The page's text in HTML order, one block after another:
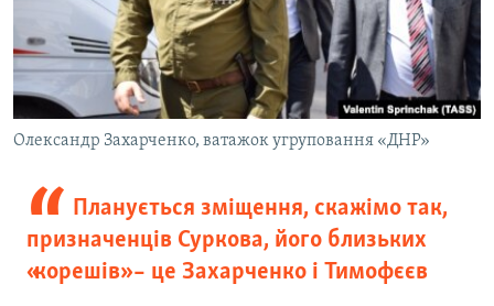
Олександр Захарченко, ватажок угруповання «ДНР»
Планується зміщення, скажімо так,
призначенців Суркова, його близьких
«корешів» – це Захарченко і Тимофєєв